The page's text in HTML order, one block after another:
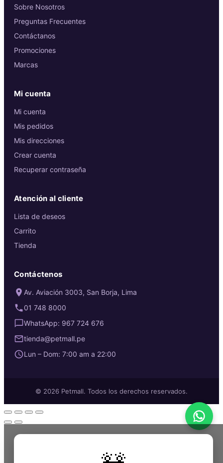
Sobre Nosotros
Preguntas Frecuentes
Contáctanos
Promociones
Marcas
Mi cuenta
Mi cuenta
Mis pedidos
Mis direcciones
Crear cuenta
Recuperar contraseña
Atención al cliente
Lista de deseos
Carrito
Tienda
Contáctenos
Av. Aviación 3003, San Borja, Lima
01 748 8000
WhatsApp: 967 724 676
tienda@petmall.pe
Lun – Dom: 7:00 am a 22:00
© 2026 Petmall. Todos los derechos reservados.